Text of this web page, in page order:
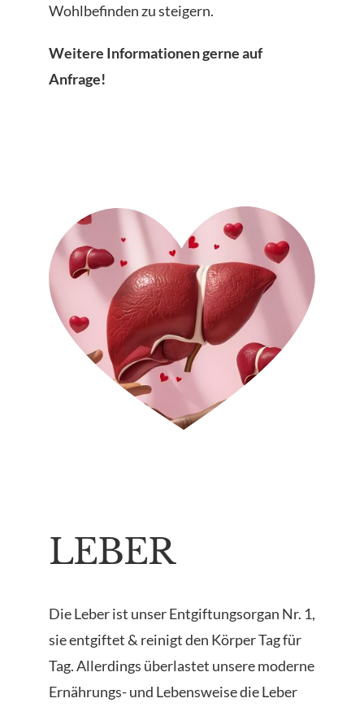
Wohlbefinden zu steigern.
Weitere Informationen gerne auf
Anfrage!
LEBER
Die Leber ist unser Entgiftungsorgan Nr. 1,
sie entgiftet & reinigt den Körper Tag für
Tag. Allerdings überlastet unsere moderne
Ernährungs- und Lebensweise die Leber